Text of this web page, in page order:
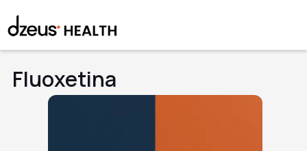
Fluoxetina